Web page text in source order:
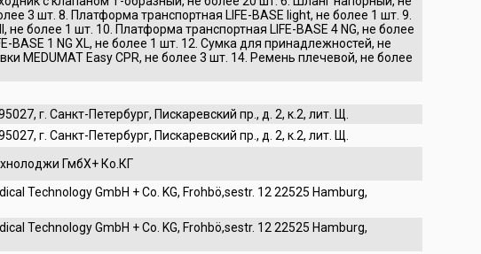
3 шт. 8. Платформа транспортная LIFE-BASE light, не более 1 шт. 9.
не более 1 шт. 10. Платформа транспортная LIFE-BASE 4 NG, не более
BASE 1 NG XL, не более 1 шт. 12. Сумка для принадлежностей, не
MEDUMAT Easy CPR, не более 3 шт. 14. Ремень плечевой, не более
г. Санкт-Петербург, Пискаревский пр., д. 2, к.2, лит. Щ.
г. Санкт-Петербург, Пискаревский пр., д. 2, к.2, лит. Щ.
ГмбХ+ Ко.КГ
Technology GmbH + Co. KG, Frohbö,sestr. 12 22525 Hamburg,
Technology GmbH + Co. KG, Frohbö,sestr. 12 22525 Hamburg,